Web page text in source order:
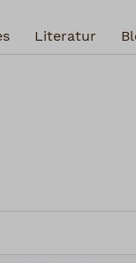
Literatur